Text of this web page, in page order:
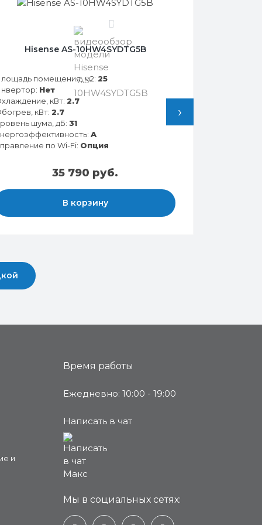
0
Hisense AS-10HW4SYDTG5B
помещения, м2: 25
Нет
кВт: 2.7
кВт: 2.7
шума, дБ: 31
A
по Wi-Fi: Опция
35 790 руб.
В корзину
›
и
Время работы
Ежедневно: 10:00 - 19:00
Написать в чат
Мы в социальных сетях: